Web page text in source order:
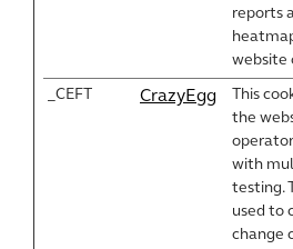
reports
website
_CEFT CrazyEgg
This
the
with
testing.
used to
change